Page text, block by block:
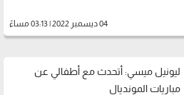
04 ديسمبر 2022 | 03:13 مساءً
ليونيل ميسي: أتحدث مع أطفالي عن
مباريات المونديال